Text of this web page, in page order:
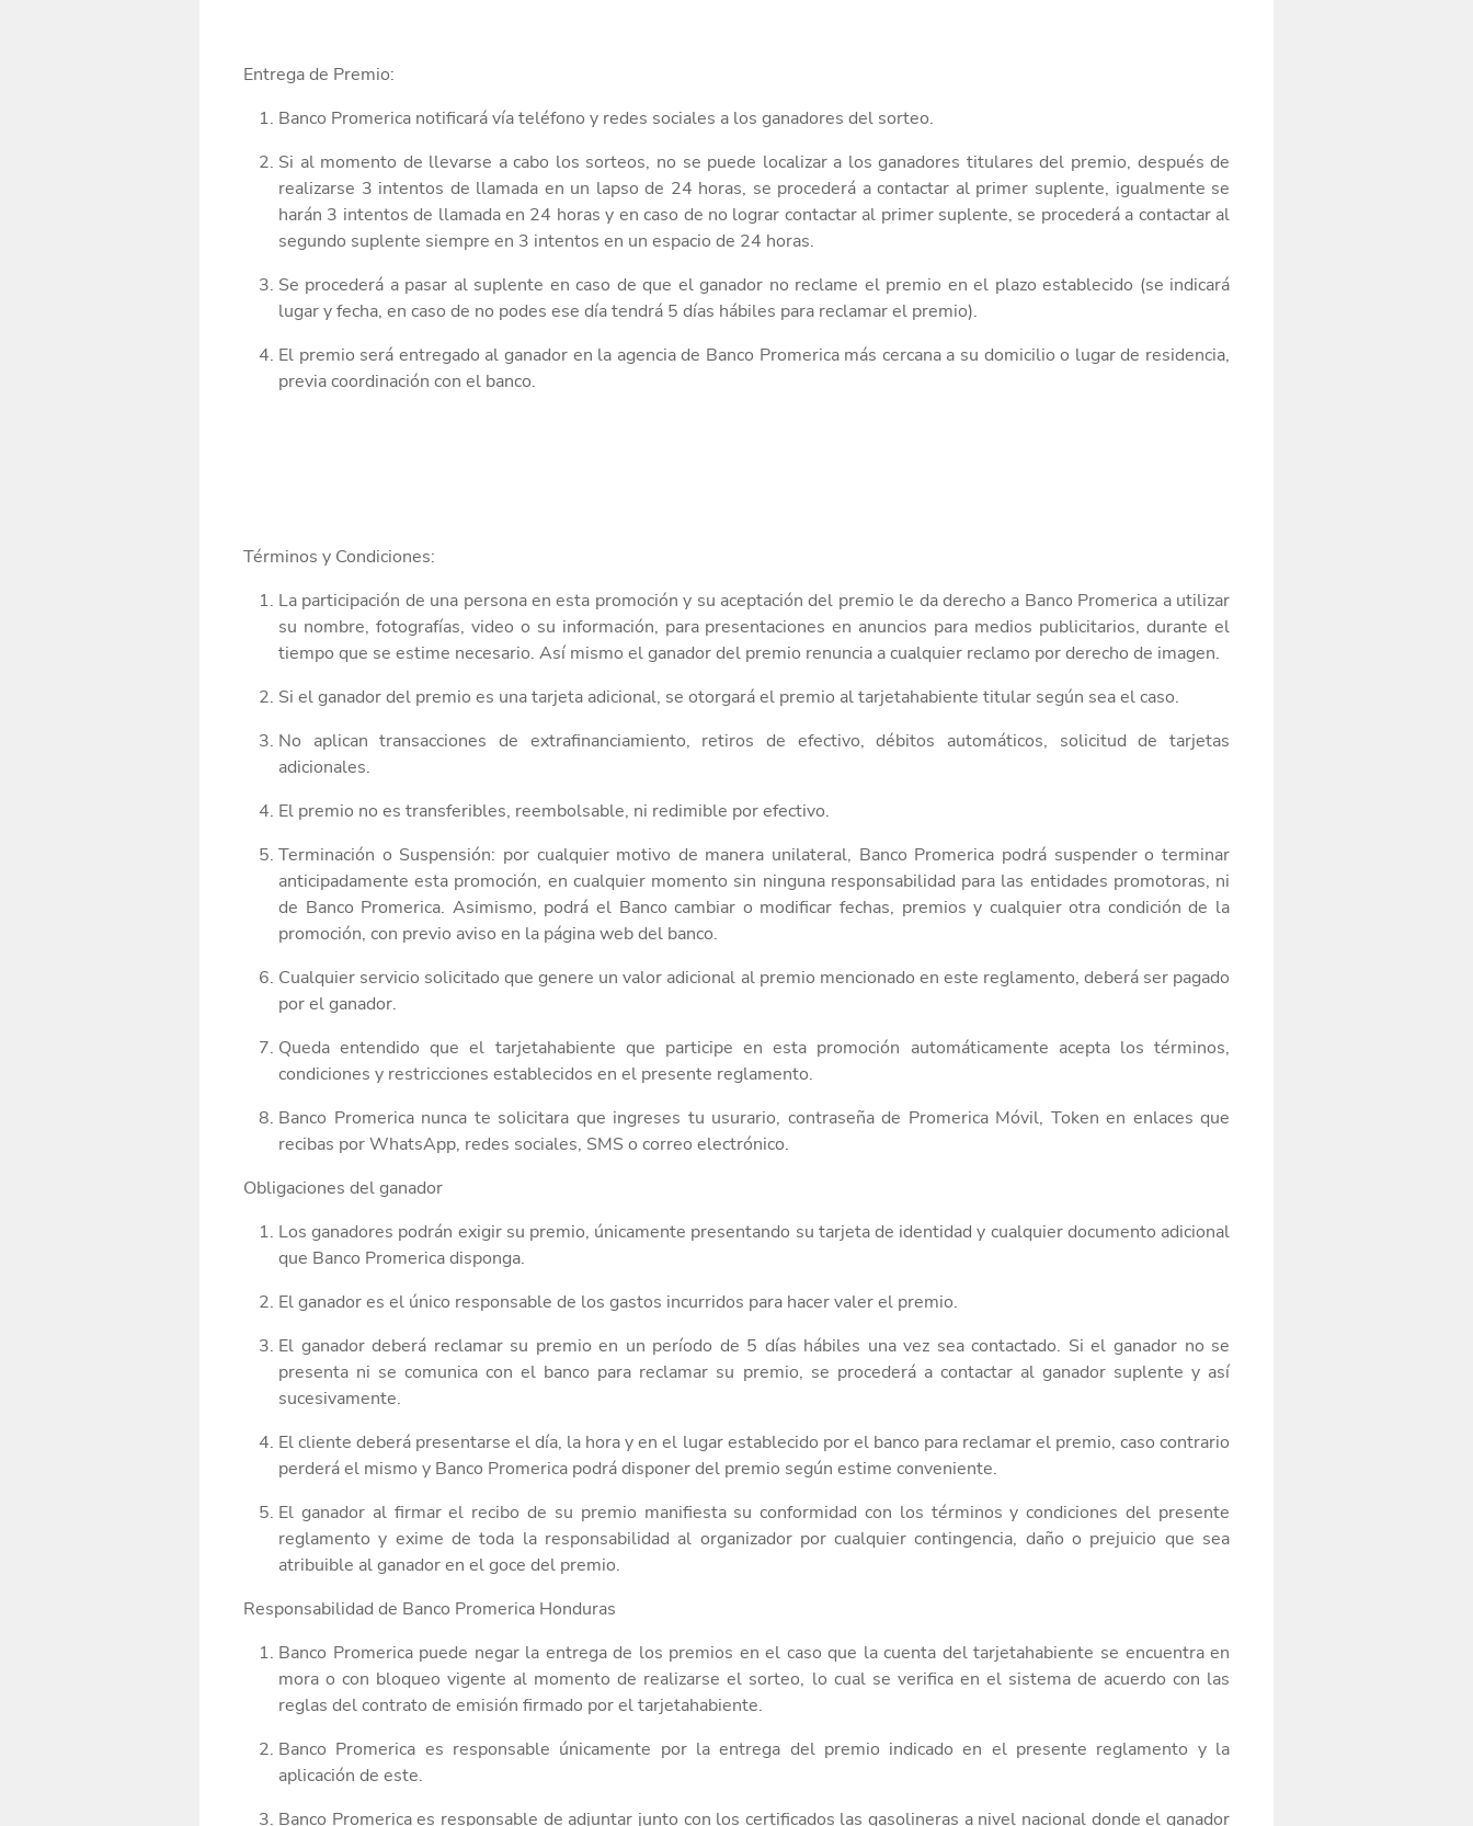
Entrega de Premio:
Banco Promerica notificará vía teléfono y redes sociales a los ganadores del sorteo.
Si al momento de llevarse a cabo los sorteos, no se puede localizar a los ganadores titulares del premio, después de
realizarse 3 intentos de llamada en un lapso de 24 horas, se procederá a contactar al primer suplente, igualmente se
harán 3 intentos de llamada en 24 horas y en caso de no lograr contactar al primer suplente, se procederá a contactar al
segundo suplente siempre en 3 intentos en un espacio de 24 horas.
Se procederá a pasar al suplente en caso de que el ganador no reclame el premio en el plazo establecido (se indicará
lugar y fecha, en caso de no podes ese díatendrá 5 días hábiles para reclamar el premio).
El premio será entregado al ganador en la agencia de Banco Promerica más cercanaa su domicilio o lugar de residencia,
previa coordinación con el banco.
Términos y Condiciones:
La participación de una persona en esta promoción y su aceptación del premio le da derecho a Banco Promerica a utilizar
su nombre, fotografías, video o su información, para presentaciones en anuncios para medios publicitarios, durante el
tiempo que se estime necesario. Así mismo el ganador del premio renuncia a cualquier reclamo por derecho de imagen.
Si el ganador del premio es una tarjeta adicional, se otorgaráel premio al tarjetahabiente titular según sea el caso.
No aplican transacciones de extrafinanciamiento, retiros de efectivo, débitos automáticos, solicitud de tarjetas
adicionales.
El premio no es transferibles, reembolsable, ni redimible por efectivo.
Terminación o Suspensión: por cualquier motivo de manera unilateral, Banco Promerica podrá suspender o terminar
anticipadamente esta promoción, en cualquier momento sin ninguna responsabilidad para las entidades promotoras, ni
de Banco Promerica. Asimismo, podrá el Banco cambiar o modificar fechas, premios y cualquier otra condición de la
promoción, con previo aviso en la página web del banco.
Cualquier servicio solicitado que genere un valor adicional al premio mencionado en este reglamento, deberá ser pagado
por el ganador.
Queda entendido que el tarjetahabiente que participe en esta promoción automáticamente acepta los términos,
condiciones y restricciones establecidos en el presente reglamento.
Banco Promerica nunca te solicitara que ingreses tu usurario, contraseña de Promerica Móvil, Token en enlaces que
recibas por WhatsApp, redes sociales, SMS o correo electrónico.
Obligaciones del ganador
Los ganadores podrán exigir su premio, únicamente presentando su tarjeta de identidad y cualquier documento adicional
que Banco Promerica disponga.
El ganador es el único responsable de los gastos incurridos para hacer valer el premio.
El ganador deberá reclamar su premio en un período de 5 días hábiles una vez sea contactado. Si el ganador no se
presenta ni se comunica con el banco para reclamar su premio, se procederá a contactaral ganador suplente y así
sucesivamente.
El cliente deberá presentarse el día, la hora y en el lugar establecido por el banco para reclamar el premio, caso contrario
perderá el mismo y Banco Promerica podrá disponer del premio según estime conveniente.
El ganador al firmar el recibo de su premio manifiesta su conformidad con los términos y condiciones del presente
reglamento y exime de toda la responsabilidad al organizador por cualquier contingencia, daño o prejuicio que sea
atribuible al ganador en el goce del premio.
Responsabilidad de Banco Promerica Honduras
Banco Promerica puede negar la entrega de los premios en el caso que la cuenta del tarjetahabiente se encuentra en
mora o con bloqueo vigente al momento de realizarse el sorteo, lo cual se verifica en el sistema de acuerdo con las
reglas del contrato de emisión firmado por el tarjetahabiente.
Banco Promerica es responsable únicamente por la entrega del premio indicado en el presente reglamento y la
aplicación de este.
Banco Promerica es responsable de adjuntar junto con los certificados las gasolineras a nivel nacional donde el ganador